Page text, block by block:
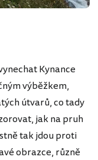
Kynance
výběžkem,
útvarů, co tady
jak na pruh
tak jdou proti
obrazce, různě